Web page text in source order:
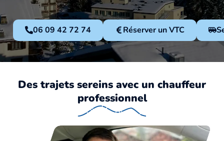
06 09 42 72 74 Réserver un VTC
Des trajets sereins avec un chauffeur
professionnel